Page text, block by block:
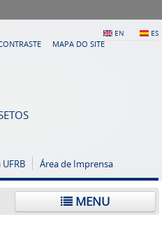
EN ES
MAPA DO SITE
Área de Imprensa
MENU